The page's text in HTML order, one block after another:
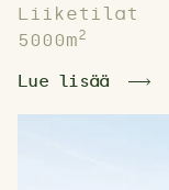
Liiketilat
5000m2
Lue lisää